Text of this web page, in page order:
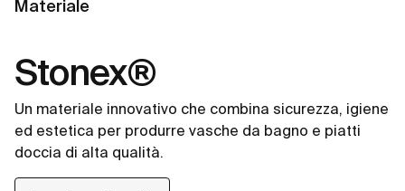
Materiale
Stonex®
Un materiale innovativo che combina sicurezza, igiene
ed estetica per produrre vasche da bagno e piatti
doccia di alta qualità.